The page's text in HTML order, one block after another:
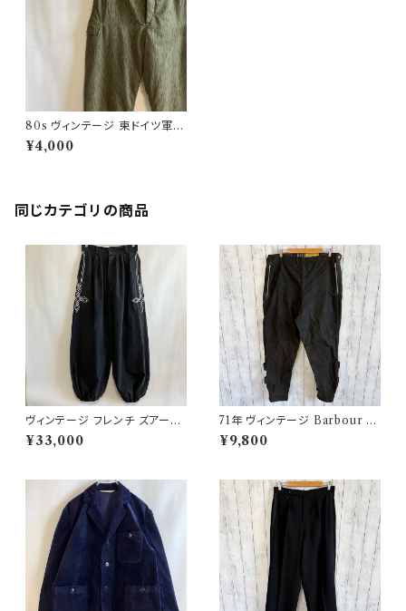
80s ヴィンテージ 東ドイツ軍
レインドロップカモ カーゴパン
ツ ミリタリーパンツ
¥4,000
同じカテゴリの商品
ヴィンテージ フレンチ ズアーブ
パンツ ミリタリー フランス軍 フ
レンチアンティーク
¥33,000
71年 ヴィンテージ Barbour 黄
タグ インターナショナルパンツ
オイルドパンツ Barbour
¥9,800